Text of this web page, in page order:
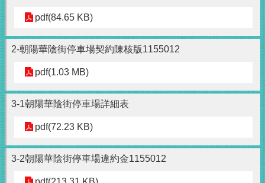
pdf(84.65 KB)
2-朝陽華陰街停車場契約陳核版1155012
pdf(1.03 MB)
3-1朝陽華陰街停車場詳細表
pdf(72.23 KB)
3-2朝陽華陰街停車場違約金1155012